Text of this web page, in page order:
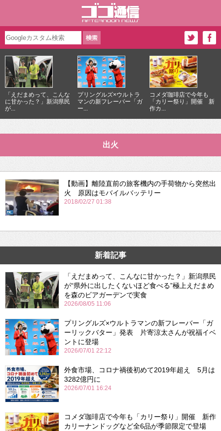
「えだまめって、こんな
に甘かった？」新潟県民
が...
プリングルズ×ウルトラ
マンの新フレーバー「ガ
ー...
コメダ珈琲店で今年も
「カリー祭り」開催 新
作カ...
出火
【動画】離陸直前の旅客機内の手荷物から突然出
火 原因はモバイルバッテリー
2018/02/27 01:38
新着記事
「えだまめって、こんなに甘かった？」新潟県民
が“県外に出したくないほど食べる”極上えだまめ
を森のビアガーデンで実食
2026/08/05 11:06
プリングルズ×ウルトラマンの新フレーバー「ガ
ーリックバター」発表 片寄涼太さんが祝福イベ
ントに登場
2026/07/01 22:12
外食市場、コロナ禍後初めて2019年超え 5月は
3282億円に
2026/07/01 16:24
コメダ珈琲店で今年も「カリー祭り」開催 新作
カリーナンドッグなど全6品が季節限定で登場